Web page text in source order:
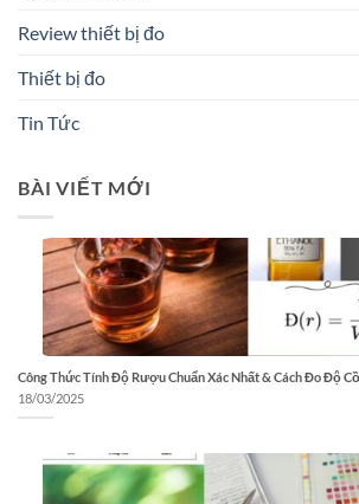
Review thiết bị đo
Thiết bị đo
Tin Tức
BÀI VIẾT MỚI
Công Thức Tính Độ Rượu Chuẩn Xác Nhất & Cách Đo Độ
18/03/2025